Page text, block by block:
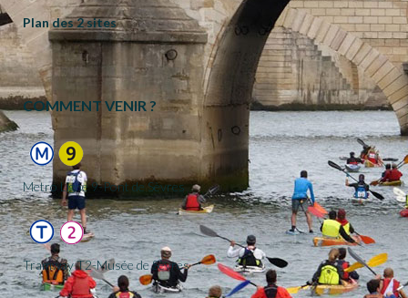
Plan des 2 sites
COMMENT VENIR ?
Metro Ligne 9-Pont de Sèvres
Tramway T2-Musée de Sèvres